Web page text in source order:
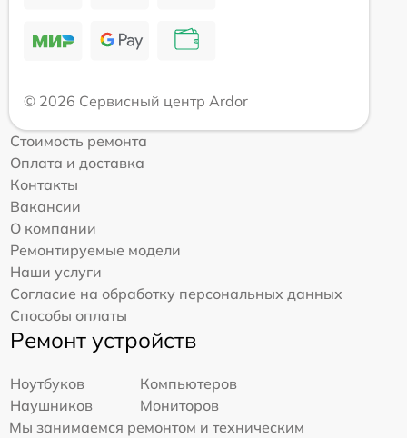
© 2026 Сервисный центр Ardor
Стоимость ремонта
Оплата и доставка
Контакты
Вакансии
О компании
Ремонтируемые модели
Наши услуги
Согласие на обработку персональных данных
Способы оплаты
Ремонт устройств
Ноутбуков
Компьютеров
Наушников
Мониторов
Мы занимаемся ремонтом и техническим